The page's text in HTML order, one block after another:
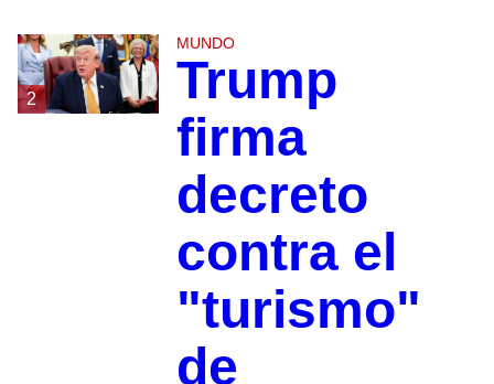
2
MUNDO
Trump
firma
decreto
contra el
"turismo"
de